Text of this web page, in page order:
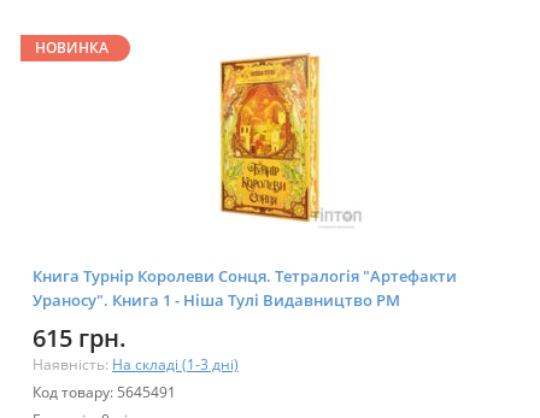
НОВИНКА
Книга Турнір Королеви Сонця. Тетралогія "Артефакти
Ураносу". Книга 1 - Ніша Тулі Видавництво РМ
615 грн.
Наявність: На складі (1-3 дні)
Код товару: 5645491